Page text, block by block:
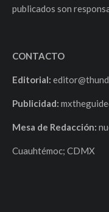
publicados son
CONTACTO
Editorial:
Publicidad:
Mesa de Redacción:
Cuauhtémoc; CDMX